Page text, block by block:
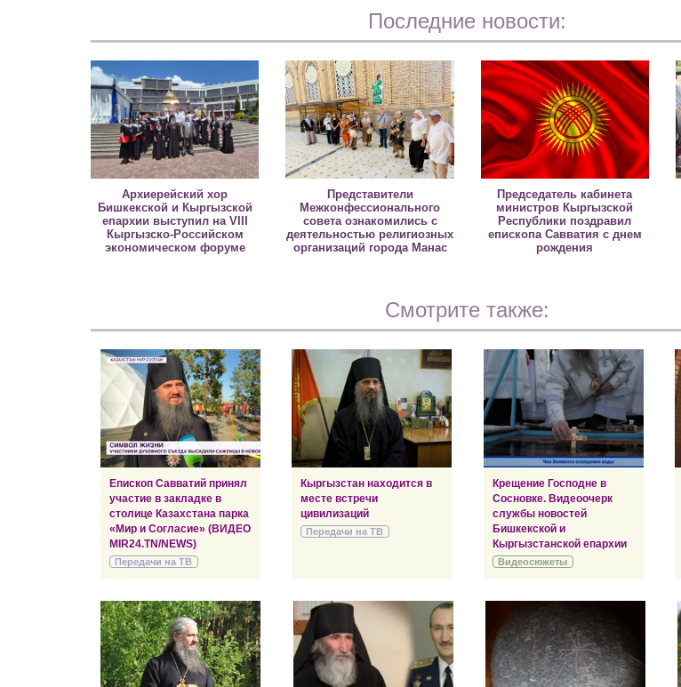
Последние новости:
Архиерейский хор
Бишкекской и Кыргызской
епархии выступил на VIII
Кыргызско-Российском
экономическом форуме
Представители
Межконфессионального
совета ознакомились с
деятельностью религиозных
организаций города Манас
Председатель кабинета
министров Кыргызской
Республики поздравил
епископа Савватия с днем
рождения
Смотрите также:
Епископ Савватий принял
участие в закладке в
столице Казахстана парка
«Мир и Согласие» (ВИДЕО
MIR24.TN/NEWS)
Передачи на ТВ
Кыргызстан находится в
месте встречи
цивилизаций
Передачи на ТВ
Крещение Господне в
Сосновке. Видеоочерк
службы новостей
Бишкекской и
Кыргызстанской епархии
Видеосюжеты